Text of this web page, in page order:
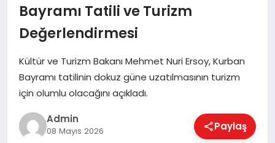
EĞITIM
EKONOMI
MAGAZIN
Bayramı Tatili ve Turizm
Değerlendirmesi
Kültür ve Turizm Bakanı Mehmet Nuri Ersoy, Kurban
Bayramı tatilinin dokuz güne uzatılmasının turizm
için olumlu olacağını açıkladı.
Admin
08 Mayıs 2026 Paylaş